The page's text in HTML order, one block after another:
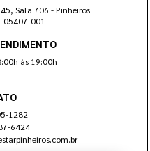
Sala 706 - Pinheiros
05407-001
às 19:00h
1282
6424